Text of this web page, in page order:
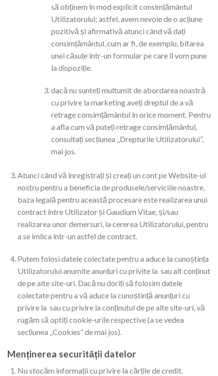
să obținem în mod explicit consimțământul
Utilizatorului; astfel, avem nevoie de o acțiune
pozitivă și afirmativă atunci când vă dați
consimțământul, cum ar fi, de exemplu, bifarea
unei căsuțe într-un formular pe care îl vom pune
la dispoziție.
dacă nu sunteți multumit de abordarea noastră
cu privire la marketing aveți dreptul de a vă
retrage consimțământul în orice moment. Pentru
a afla cum vă puteți retrage consimțământul,
consultați secțiunea „Drepturile Utilizatorului”,
mai jos.
Atunci când vă înregistrați și creați un cont pe Website-ul
nostru pentru a beneficia de produsele/serviciile noastre,
baza legală pentru această procesare este realizarea unui
contract între Utilizator și Gaudium Vitae, și/sau
realizarea unor demersuri, la cererea Utilizatorului, pentru
a se imlica într-un astfel de contract.
Putem folosi datele colectate pentru a aduce la cunoștința
Utilizatorului anumite anunțuri cu privite la sau alt conținut
de pe alte site-uri. Dacă nu doriți să folosim datele
colectate pentru a vă aduce la cunoștință anunțuri cu
privire la sau cu privire la conținutul de pe alte site-uri, vă
rugăm să optiți cookie-urile respective (a se vedea
secțiunea „Cookies” de mai jos).
Menținerea securității datelor
Nu stocăm informații cu privire la cărțile de credit.